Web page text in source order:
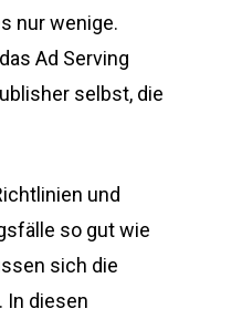
nur wenige.
Ad Serving
selbst, die
und
so gut wie
sich die
In diesen